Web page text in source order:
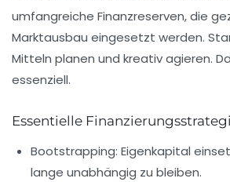
umfangreiche Finanzreserven, die
Marktausbau eingesetzt werden.
Mitteln planen und kreativ agieren.
essenziell.
Essentielle
Bootstrapping: Eigenkapital
lange unabhängig zu bleiben.